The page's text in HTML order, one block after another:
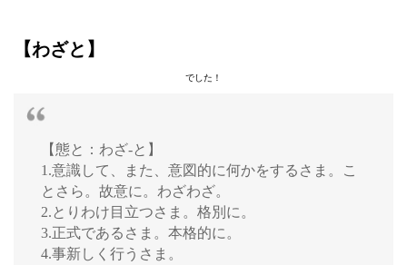
【わざと】
でした！
【態と：わざ‐と】
1.意識して、また、意図的に何かをするさま。こ
とさら。故意に。わざわざ。
2.とりわけ目立つさま。格別に。
3.正式であるさま。本格的に。
4.事新しく行うさま。